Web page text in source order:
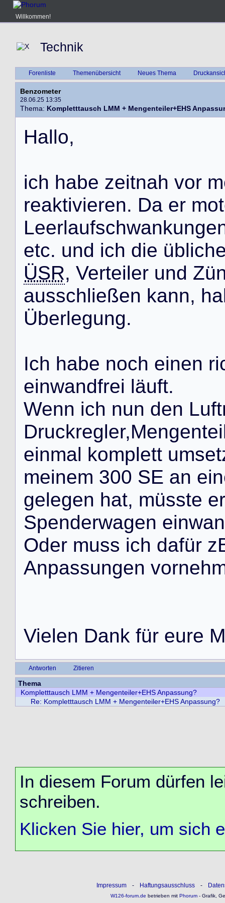
Willkommen!
Technik
Forenliste Themenübersicht Neues Thema
Benzometer
28.06.25 13:35
Thema: Kompletttausch LMM + Mengenteiler+EHS
Hallo,
ich habe zeitnah vor m
reaktivieren. Da er mot
Leerlaufschwankunge
etc. und ich die üblich
ÜSR, Verteiler und Zü
ausschließen kann, ha
Überlegung.
Ich habe noch einen ri
einwandfrei läuft.
Wenn ich nun den Luft
Druckregler,Mengentei
einmal komplett umset
meinem 300 SE an ein
gelegen hat, müsste er
Spenderwagen einwan
Oder muss ich dafür z
Anpassungen vorneh
Vielen Dank für eure M
Antworten Zitieren
Thema
Kompletttausch LMM + Mengenteiler+EHS Anpassung?
Re: Kompletttausch LMM + Mengenteiler+EHS Anpassung?
In diesem Forum dürfen
schreiben.
Klicken Sie hier, um sich
Impressum - Haftungsausschluss -
W126-forum.de betrieben mitPhorum- Grafik,